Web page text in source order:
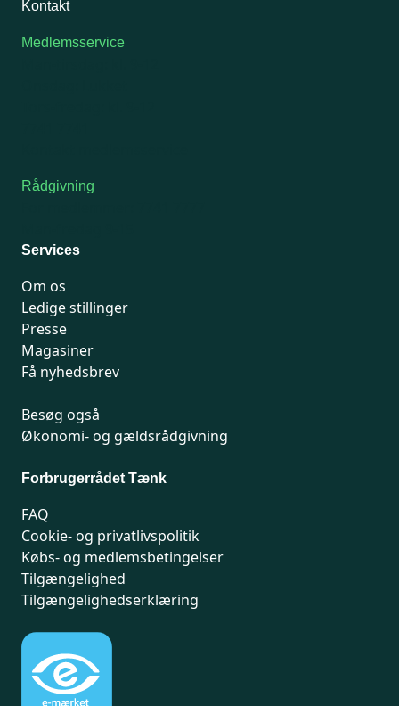
Kontakt
Medlemsservice
Rådgivning
Services
Om os
Ledige stillinger
Presse
Magasiner
Få nyhedsbrev
Besøg også
Økonomi- og gældsrådgivning
Forbrugerrådet Tænk
FAQ
Cookie- og privatlivspolitik
Købs- og medlemsbetingelser
Tilgængelighed
Tilgængelighedserklæring